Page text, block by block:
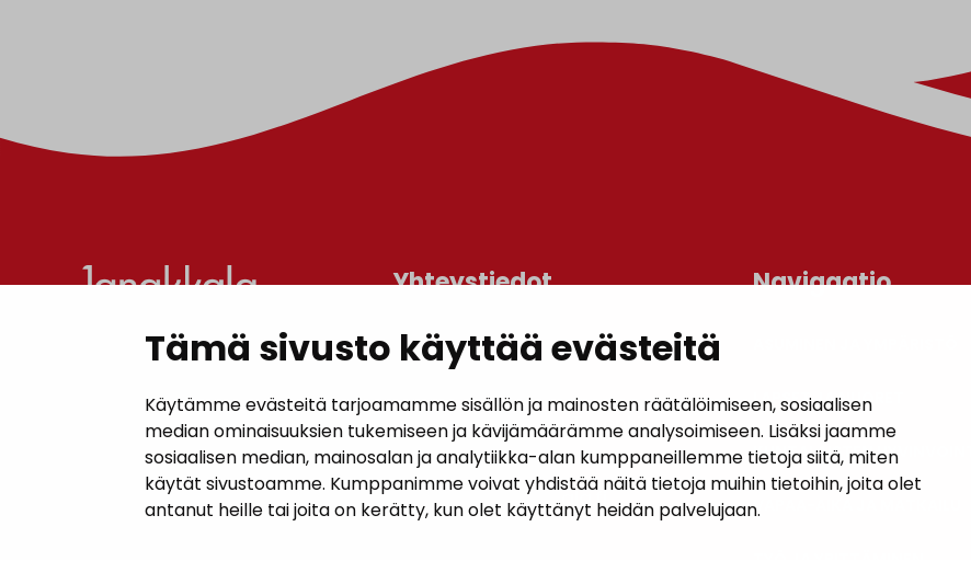
Tämä sivusto käyttää evästeitä
Käytämme evästeitä tarjoamamme sisällön ja mainosten räätälöimiseen, sosiaalisen
median ominaisuuksien tukemiseen ja kävijämäärämme analysoimiseen. Lisäksi jaamme
sosiaalisen median, mainosalan ja analytiikka-alan kumppaneillemme tietoja siitä, miten
käytät sivustoamme. Kumppanimme voivat yhdistää näitä tietoja muihin tietoihin, joita olet
antanut heille tai joita on kerätty, kun olet käyttänyt heidän palvelujaan.
Yhteystiedot
Janakkalan kunta
Juttilantie 1, 14200 Turenki
Puh. 050 5090 449
kirjaamo@janakkala.fi
Navigaatio
LAPSET JA NUORET
KUNTALAISTEN HYVINVOINTI
VAPAA-AIKA JA MATKAILU